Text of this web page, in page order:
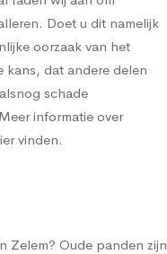
Doet u dit namelijk
oorzaak van het
dat andere delen
schade
Meer informatie over
vinden.
Zelem? Oude panden zijn